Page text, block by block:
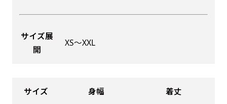
サイズ展
開
XS〜XXL
サイズ 身幅 着丈
Aバナーは三角の形状を利用することでA面B面2
お好みのサイズで縦幕・横幕の作成が可能です。